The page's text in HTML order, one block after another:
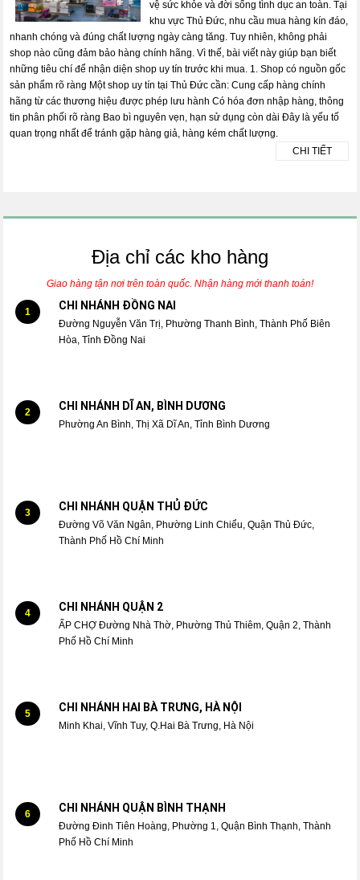
vệ sức khỏe và đời sống tình dục an toàn. Tại
khu vực Thủ Đức, nhu cầu mua hàng kín đáo,
nhanh chóng và đúng chất lượng ngày càng tăng. Tuy nhiên, không phải
shop nào cũng đảm bảo hàng chính hãng. Vì thế, bài viết này giúp bạn biết
những tiêu chí để nhận diện shop uy tín trước khi mua. 1. Shop có nguồn gốc
sản phẩm rõ ràng Một shop uy tín tại Thủ Đức cần: Cung cấp hàng chính
hãng từ các thương hiệu được phép lưu hành Có hóa đơn nhập hàng, thông
tin phân phối rõ ràng Bao bì nguyên vẹn, hạn sử dụng còn dài Đây là yếu tố
quan trọng nhất để tránh gặp hàng giả, hàng kém chất lượng.
CHI TIẾT
Địa chỉ các kho hàng
Giao hàng tận nơi trên toàn quốc. Nhận hàng mới thanh toán!
1 CHI NHÁNH ĐỒNG NAI
Đường Nguyễn Văn Trị, Phường Thanh Bình, Thành Phố Biên
Hòa, Tỉnh Đồng Nai
2 CHI NHÁNH DĨ AN, BÌNH DƯƠNG
Phường An Bình, Thị Xã Dĩ An, Tỉnh Bình Dương
3 CHI NHÁNH QUẬN THỦ ĐỨC
Đường Võ Văn Ngân, Phường Linh Chiểu, Quận Thủ Đức,
Thành Phố Hồ Chí Minh
4 CHI NHÁNH QUẬN 2
ẤP CHỢ Đường Nhà Thờ, Phường Thủ Thiêm, Quận 2, Thành
Phố Hồ Chí Minh
5 CHI NHÁNH HAI BÀ TRƯNG, HÀ NỘI
Minh Khai, Vĩnh Tuy, Q.Hai Bà Trưng, Hà Nội
6 CHI NHÁNH QUẬN BÌNH THẠNH
Đường Đinh Tiên Hoàng, Phường 1, Quận Bình Thạnh, Thành
Phố Hồ Chí Minh